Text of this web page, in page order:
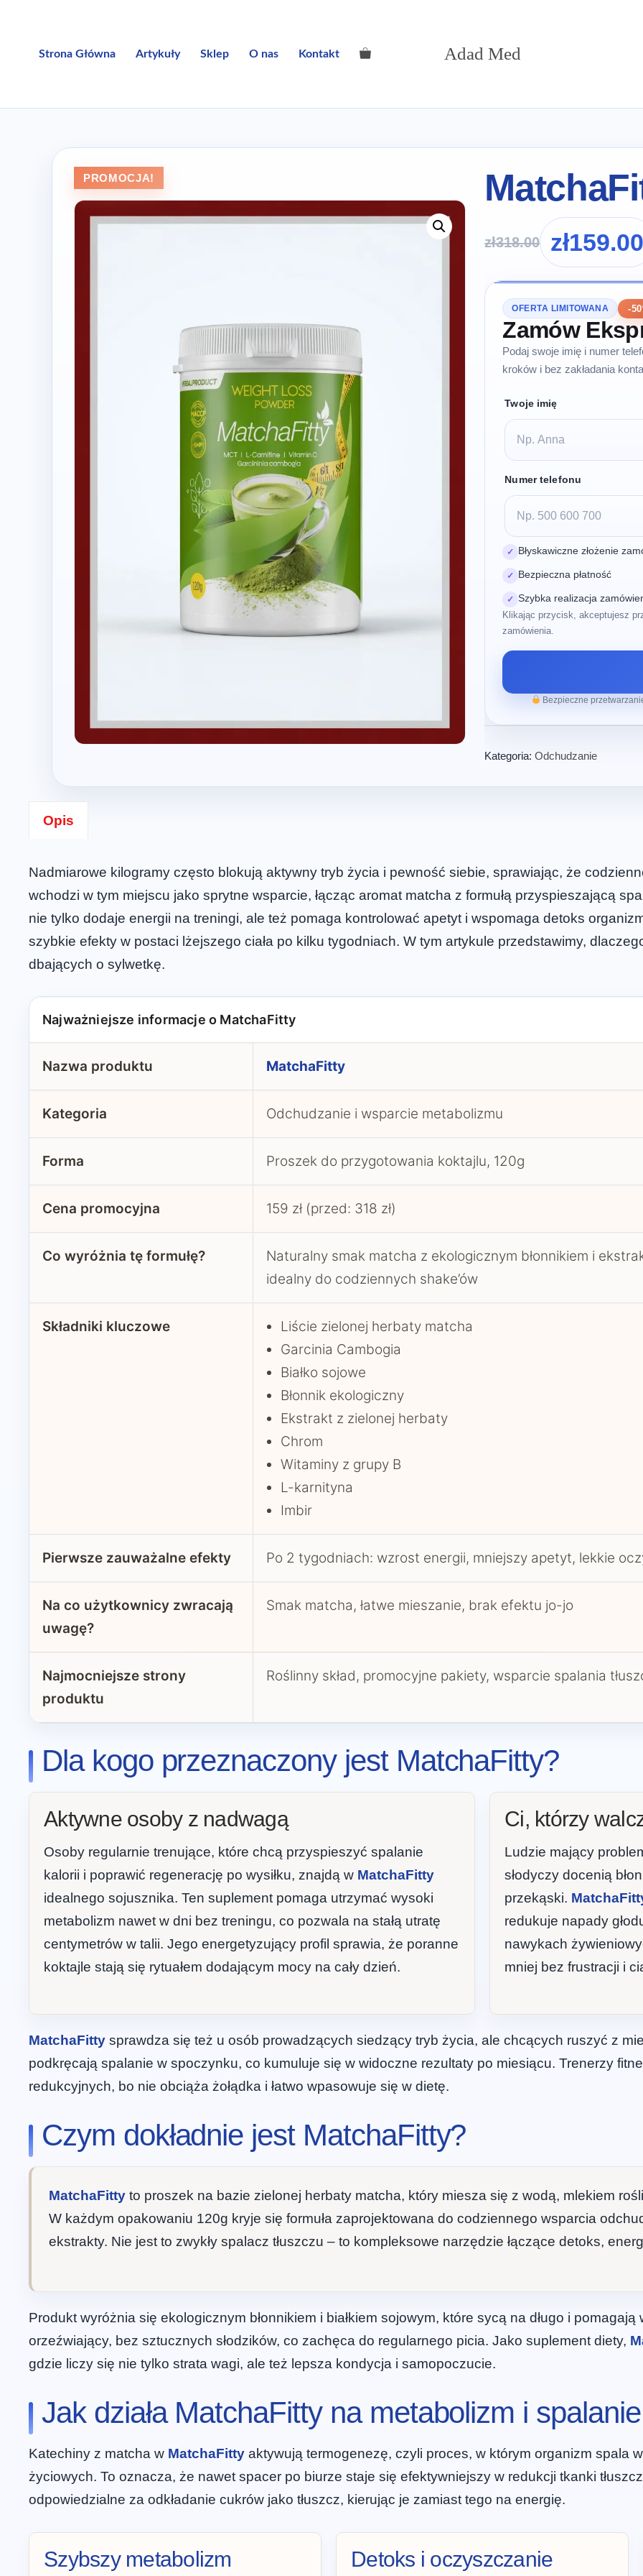
Adad Med
Strona Główna Artykuły Sklep O nas Kontakt
PROMOCJA!
zł318.00 zł159.00
OFERTA LIMITOWANA -
Zamów
Podaj swoje imię i numer
kroków i bez zakładania
Twoje imię
Numer telefonu
✓ Błyskawiczne złożenie
✓ Bezpieczna płatność
✓ Szybka realizacja
Klikając przycisk, akceptujesz
zamówienia.
Bezpieczne
Kategoria:Odchudzanie
Opis
Nadmiarowe kilogramy często blokują aktywny tryb życia i pewność siebie, sprawiając, że
wchodzi w tym miejscu jako sprytne wsparcie, łącząc aromat matcha z formułą przyspieszającą
nie tylko dodaje energii na treningi, ale też pomaga kontrolować apetyt i wspomaga detoks
szybkie efekty w postaci lżejszego ciała po kilku tygodniach. W tym artykule przedstawimy,
dbających o sylwetkę.
Najważniejsze informacje o MatchaFitty
Nazwa produktu MatchaFitty
Kategoria Odchudzanie i wsparcie metabolizmu
Forma Proszek do przygotowania koktajlu, 120g
Cena promocyjna 159 zł (przed: 318 zł)
Co wyróżnia tę formułę?
Naturalny smak matcha z ekologicznym błonnikiem i
idealny do codziennych shake’ów
Składniki kluczowe
Liście zielonej herbaty matcha
Garcinia Cambogia
Białko sojowe
Błonnik ekologiczny
Ekstrakt z zielonej herbaty
Chrom
Witaminy z grupy B
L-karnityna
Imbir
Pierwsze zauważalne efekty Po 2 tygodniach: wzrost energii, mniejszy apetyt, lekkie
Na co użytkownicy zwracają
uwagę?
Smak matcha, łatwe mieszanie, brak efektu jo-jo
Najmocniejsze strony
produktu
Roślinny skład, promocyjne pakiety, wsparcie spalania
Dla kogo przeznaczony jest MatchaFitty?
Aktywne osoby z nadwagą
Osoby regularnie trenujące, które chcą przyspieszyć spalanie
kalorii i poprawić regenerację po wysiłku, znajdą w MatchaFitty
idealnego sojusznika. Ten suplement pomaga utrzymać wysoki
metabolizm nawet w dni bez treningu, co pozwala na stałą utratę
centymetrów w talii. Jego energetyzujący profil sprawia, że poranne
koktajle stają się rytuałem dodającym mocy na cały dzień.
Ci, którzy
Ludzie mający
słodyczy docenią
przekąski.
redukuje napady
nawykach
mniej bez frustracji i
MatchaFitty sprawdza się też u osób prowadzących siedzący tryb życia, ale chcących ruszyć z
podkręcają spalanie w spoczynku, co kumuluje się w widoczne rezultaty po miesiącu. Trenerzy
redukcyjnych, bo nie obciąża żołądka i łatwo wpasowuje się w dietę.
Czym dokładnie jest MatchaFitty?
MatchaFitty to proszek na bazie zielonej herbaty matcha, który miesza się z wodą, mlekiem
W każdym opakowaniu 120g kryje się formuła zaprojektowana do codziennego wsparcia
ekstrakty. Nie jest to zwykły spalacz tłuszczu – to kompleksowe narzędzie łączące detoks,
Produkt wyróżnia się ekologicznym błonnikiem i białkiem sojowym, które sycą na długo i
orzeźwiający, bez sztucznych słodzików, co zachęca do regularnego picia. Jako suplement diety,
gdzie liczy się nie tylko strata wagi, ale też lepsza kondycja i samopoczucie.
Jak działa MatchaFitty na metabolizm i
Katechiny z matcha w MatchaFitty aktywują termogenezę, czyli proces, w którym organizm spala
życiowych. To oznacza, że nawet spacer po biurze staje się efektywniejszy w redukcji tkanki
odpowiedzialne za odkładanie cukrów jako tłuszcz, kierując je zamiast tego na energię.
Szybszy metabolizm Detoks i oczyszczanie